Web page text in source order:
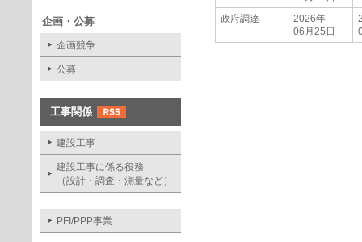
企画・公募
企画競争
公募
工事関係
建設工事
建設工事に係る役務
（設計・調査・測量など）
PFI/PPP事業
政府調達
2026年
06月25日